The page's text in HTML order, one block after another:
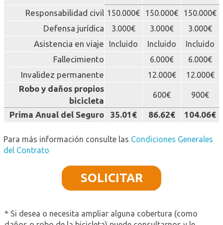
Responsabilidad civil 150.000€ 150.000€ 150.000€
Defensa jurídica 3.000€ 3.000€ 3.000€
Asistencia en viaje Incluido Incluido Incluido
Fallecimiento 6.000€ 6.000€
Invalidez permanente 12.000€ 12.000€
Robo y daños propios
bicicleta
600€ 900€
Prima Anual del Seguro 35.01€ 86.62€ 104.06€
Para más información consulte las Condiciones Generales
del Contrato
SOLICITAR
* Si desea o necesita ampliar alguna cobertura (como